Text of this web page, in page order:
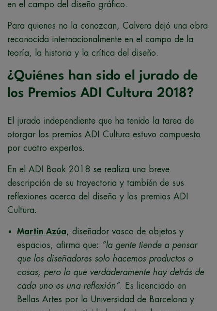
en el campo del diseño gráfico.
Para quienes no la conozcan, Calvera dejó una obra
reconocida internacionalmente en el campo de la
teoría, la historia y la crítica del diseño.
¿Quiénes han sido el jurado de
los Premios ADI Cultura 2018?
El jurado independiente que ha tenido la tarea de
otorgar los premios ADI Cultura estuvo compuesto
por cuatro expertos.
En el ADI Book 2018 se realiza una breve
descripción de su trayectoria y también de sus
reflexiones acerca del diseño y los premios ADI
Cultura.
Martín Azúa, diseñador vasco de objetos y
espacios, afirma que:
“la gente tiende a pensar
que los diseñadores solo hacemos productos o
cosas, pero lo que verdaderamente hay detrás de
cada uno es una reflexión”. Es licenciado en
Bellas Artes por la Universidad de Barcelona y